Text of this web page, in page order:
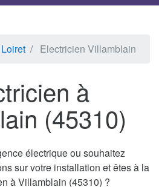
Electricien Villamblain
à
(45310)
électrique ou souhaitez
sur votre installation et êtes à la
à Villamblain (45310) ?